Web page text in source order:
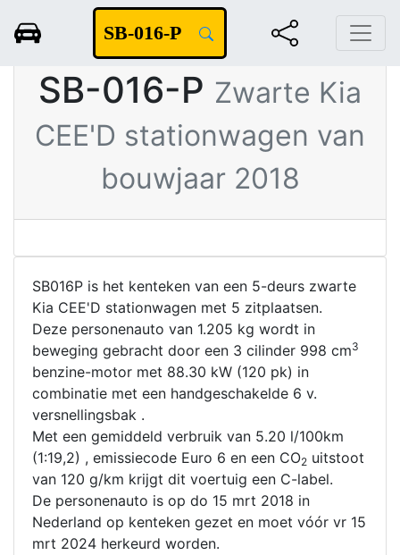
Rapportdatum 09-07-2022
SB-016-P Zwarte Kia
CEE'D stationwagen van
bouwjaar 2018
SB016P is het kenteken van een 5-deurs zwarte
Kia CEE'D stationwagen met 5 zitplaatsen.
Deze personenauto van 1.205 kg wordt in
beweging gebracht door een 3 cilinder 998 cm3
benzine-motor met 88.30 kW (120 pk) in
combinatie met een handgeschakelde 6 v.
versnellingsbak .
Met een gemiddeld verbruik van 5.20 l/100km
(1:19,2) , emissiecode Euro 6 en een CO2 uitstoot
van 120 g/km krijgt dit voertuig een C-label.
De personenauto is op do 15 mrt 2018 in
Nederland op kenteken gezet en moet vóór vr 15
mrt 2024 herkeurd worden.